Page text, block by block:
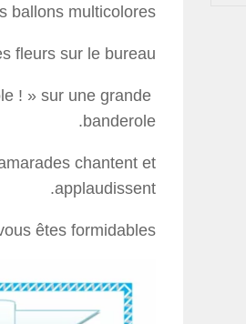
ballons multicolores.
fleurs sur le bureau.
! » sur une grande
banderole.
chantent et
applaudissent.
êtes formidables !»